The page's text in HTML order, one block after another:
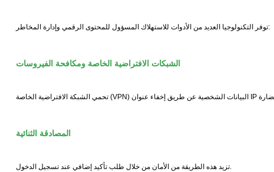
توفر التكنولوجيا العديد من الأدوات للاستهلاك المسؤول للمحتوى الرقمي وإدارة المخاطر:
الشبكات الافتراضية الخاصة ومكافحة الفيروسات
المصادقة الثنائية
تزيد هذه الطريقة من الأمان من خلال طلب تأكيد إضافي عند تسجيل الدخول.